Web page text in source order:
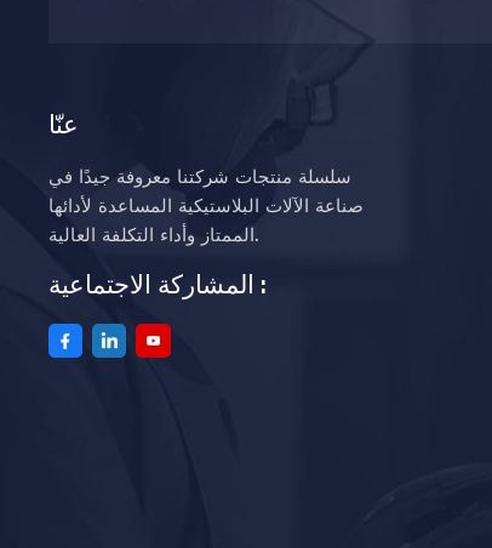
عنّا
سلسلة منتجات شركتنا معروفة جيدًا في
صناعة الآلات البلاستيكية المساعدة لأدائها
الممتاز وأداء التكلفة العالية.
المشاركة الاجتماعية :